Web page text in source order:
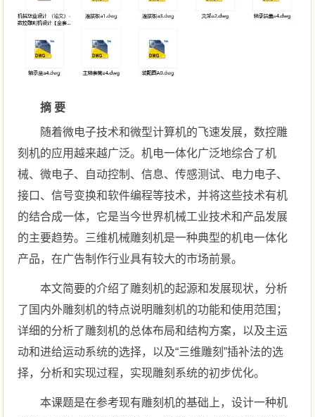
摘 要
随着微电子技术和微型计算机的飞速发展，数控雕
刻机的应用越来越广泛。机电一体化广泛地综合了机
械、微电子、自动控制、信息、传感测试、电力电子、
接口、信号变换和软件编程等技术，并将这些技术有机
的结合成一体，它是当今世界机械工业技术和产品发展
的主要趋势。三维机械雕刻机是一种典型的机电一体化
产品，在广告制作行业具有较大的市场前景。
本文简要的介绍了雕刻机的起源和发展现状，分析
了国内外雕刻机的特点说明雕刻机的功能和使用范围；
详细的分析了雕刻机的总体布局和结构方案，以及主运
动和进给运动系统的选择，以及“三维雕刻”插补法的选
择，分析和实现过程，实现雕刻系统的初步优化。
本课题是在参考现有雕刻机的基础上，设计一种机